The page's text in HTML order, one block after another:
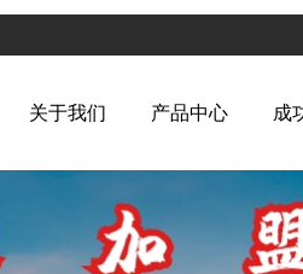
关于我们 产品中心 成